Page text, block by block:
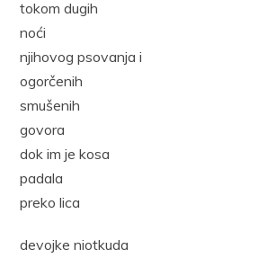
tokom dugih
noći
njihovog psovanja i
ogorčenih
smušenih
govora
dok im je kosa
padala
preko lica
devojke niotkuda